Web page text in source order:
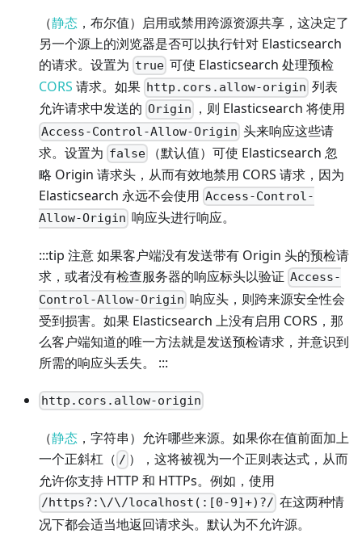
（静态 ，布尔值）启用或禁用跨源资源共享，这决定了
另一个源上的浏览器是否可以执行针对 Elasticsearch
的请求。设置为 true 可使 Elasticsearch 处理预检
CORS 请求。如果 http.cors.allow-origin 列表
允许请求中发送的 Origin ，则 Elasticsearch 将使用
Access-Control-Allow-Origin 头来响应这些请
求。设置为 false
（默认值）可使 Elasticsearch 忽
略 Origin 请求头，从而有效地禁用 CORS 请求，因为
Elasticsearch 永远不会使用 Access-Control-
Allow-Origin 响应头进行响应。
:::tip 注意 如果客户端没有发送带有 Origin 头的预检请
求，或者没有检查服务器的响应标头以验证 Access-
Control-Allow-Origin 响应头，则跨来源安全性会
受到损害。如果 Elasticsearch 上没有启用 CORS，那
么客户端知道的唯一方法就是发送预检请求，并意识到
所需的响应头丢失。 :::
http.cors.allow-origin
（静态 ，字符串）允许哪些来源。如果你在值前面加上
一个正斜杠（ / ），这将被视为一个正则表达式，从而
允许你支持 HTTP 和 HTTPs。例如，使用
/https?:\/\/localhost(:[0-9]+)?/ 在这两种情
况下都会适当地返回请求头。默认为不允许源。